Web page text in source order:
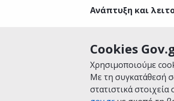
Cookies
Χρησιμοποιούμε
Με τη συγκατάθεσή
στατιστικά
Ανάπτυξη και
Είναι χρήσιμη